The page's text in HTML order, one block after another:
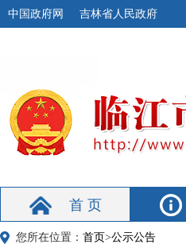
中国政府网 吉林省人民政府
首 页
您所在位置： 首页>公示公告